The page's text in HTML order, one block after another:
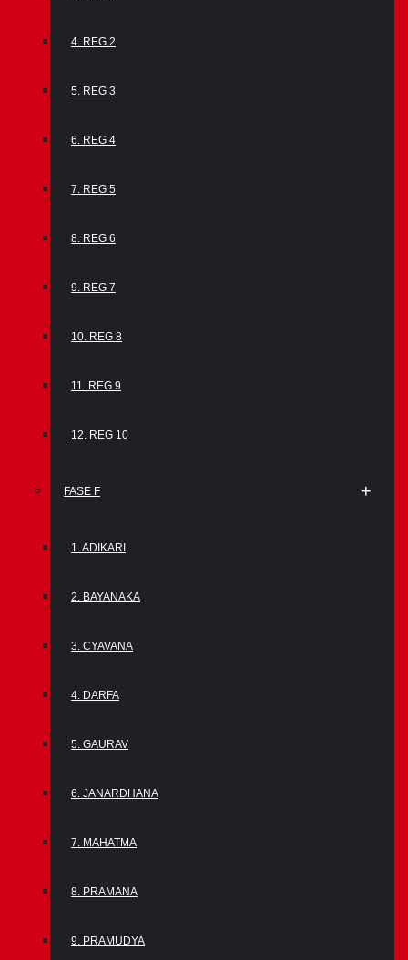
4. REG 2
5. REG 3
6. REG 4
7. REG 5
8. REG 6
9. REG 7
10. REG 8
11. REG 9
12. REG 10
FASE F
1. ADIKARI
2. BAYANAKA
3. CYAVANA
4. DARFA
5. GAURAV
6. JANARDHANA
7. MAHATMA
8. PRAMANA
9. PRAMUDYA